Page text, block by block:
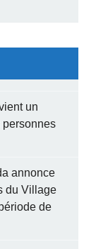
un
personnes
annonce
du Village
de